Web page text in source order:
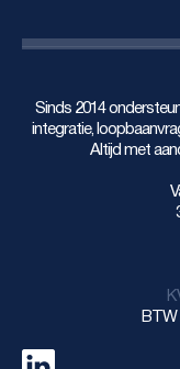
Sinds 2014
integratie,
Altijd met
BTW